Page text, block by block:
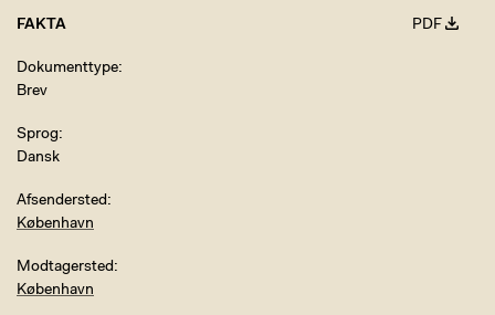
FAKTA PDF
Dokumenttype
Brev
Sprog
Dansk
Afsendersted
København
Modtagersted
København